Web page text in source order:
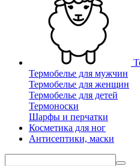
Термобелье для мужчин
Термобелье для женщин
Термобелье для детей
Термоноски
Шарфы и перчатки
Косметика для ног
Антисептики, маски